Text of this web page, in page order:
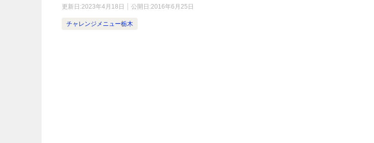
更新日:2023年4月18日 公開日:2016年6月25日
チャレンジメニュー栃木